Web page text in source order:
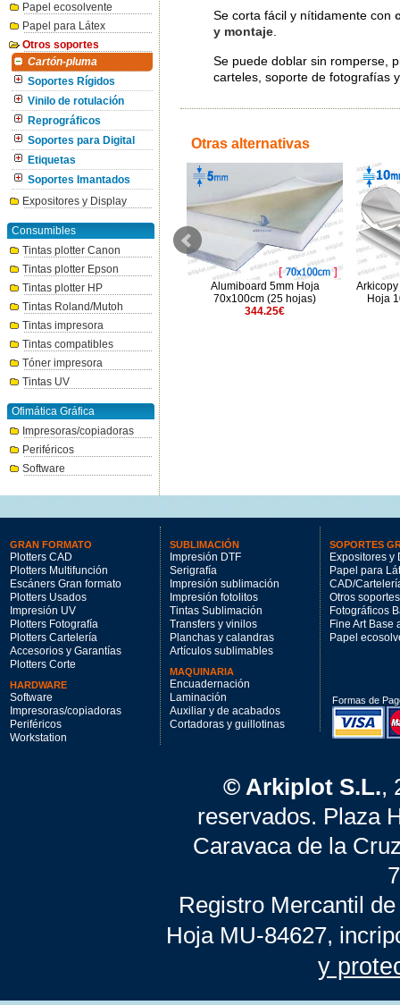
Papel ecosolvente
Papel para Látex
Otros soportes
Cartón-pluma
Soportes Rígidos
Vinilo de rotulación
Reprográficos
Soportes para Digital
Etiquetas
Soportes Imantados
Expositores y Display
Consumibles
Tintas plotter Canon
Tintas plotter Epson
Tintas plotter HP
Tintas Roland/Mutoh
Tintas impresora
Tintas compatibles
Tóner impresora
Tintas UV
Ofimática Gráfica
Impresoras/copiadoras
Periféricos
Software
Se corta fácil y nítidamente con
y montaje.
Se puede doblar sin romperse,
carteles, soporte de fotografías
Otras alternativas
Kapafix Pluma Adhesivo 10mm
Hoja 100x140cm (12h)
407.3€
Alumiboard 5mm Hoja
70x100cm (25 hojas)
344.25€
Hoja
GRAN FORMATO
Plotters CAD
Plotters Multifunción
Escáners Gran formato
Plotters Usados
Impresión UV
Plotters Fotografía
Plotters Cartelería
Accesorios y Garantías
Plotters Corte
HARDWARE
Software
Impresoras/copiadoras
Periféricos
Workstation
SUBLIMACIÓN
Impresión DTF
Serigrafía
Impresión sublimación
Impresión fotolitos
Tintas Sublimación
Transfers y vinilos
Planchas y calandras
Artículos sublimables
MAQUINARIA
Encuadernación
Laminación
Auxiliar y de acabados
Cortadoras y guillotinas
SOPORTES
Expositores y
Papel para
CAD/
Otros soportes
Fotográficos
Fine Art Base
Papel
Formas de
© Arkiplot S.L.,
reservados. Plaza
Caravaca de la
Registro Mercantil
Hoja MU-84627,
y